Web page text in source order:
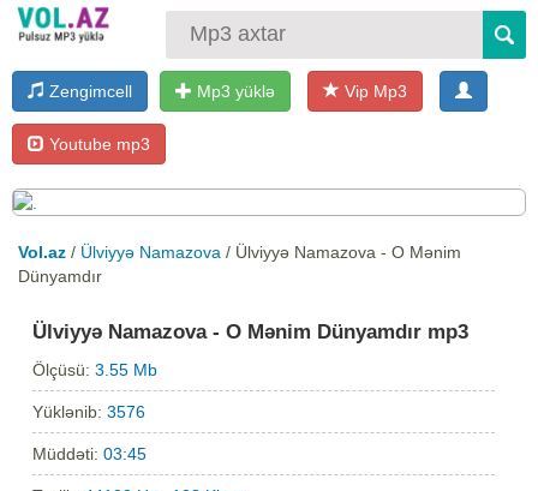
Zengimcell Mp3 yüklə Vip Mp3
Youtube mp3
Vol.az / Ülviyyə Namazova / Ülviyyə Namazova - O Mənim
Dünyamdır
Ülviyyə Namazova - O Mənim Dünyamdır mp3
Ölçüsü:3.55 Mb
Yüklənib:3576
Müddəti:03:45